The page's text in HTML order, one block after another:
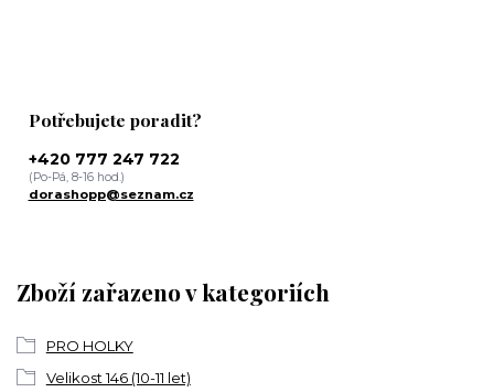
Zboží zařazeno v kategoriích
PRO HOLKY
Velikost 146 (10-11 let)
Potřebujete poradit?
+420 777 247 722
(Po-Pá, 8-16 hod.)
dorashopp@seznam.cz